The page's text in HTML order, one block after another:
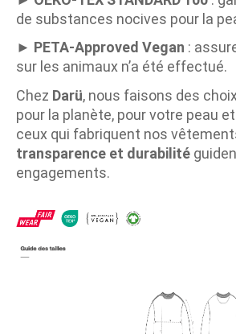
de substances nocives pour la
► PETA-Approved Vegan :
sur les animaux n’a été effectué.
Chez Darü, nous faisons des
pour la planète, pour votre peau
ceux qui fabriquent nos
transparence et durabilité
engagements.